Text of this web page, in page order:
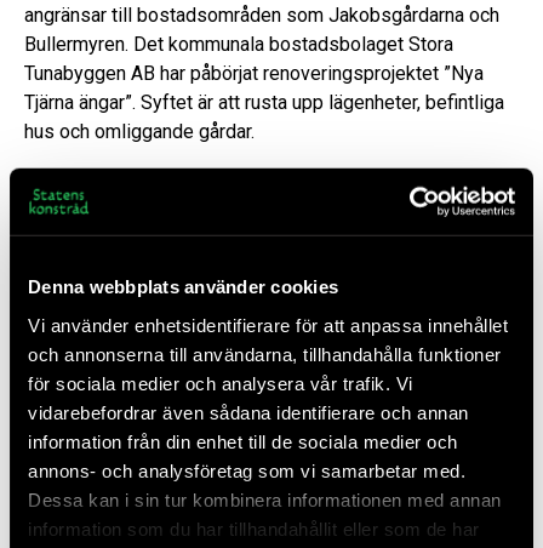
Denna webbplats använder cookies
Vi använder enhetsidentifierare för att anpassa innehållet
och annonserna till användarna, tillhandahålla funktioner
för sociala medier och analysera vår trafik. Vi
vidarebefordrar även sådana identifierare och annan
information från din enhet till de sociala medier och
annons- och analysföretag som vi samarbetar med.
Dessa kan i sin tur kombinera informationen med annan
information som du har tillhandahållit eller som de har
angränsar till bostadsområden som Jakobsgårdarna och
Bullermyren. Det kommunala bostadsbolaget Stora
Tunabyggen AB har påbörjat renoveringsprojektet ”Nya
Tjärna ängar”. Syftet är att rusta upp lägenheter, befintliga
hus och omliggande gårdar.
Borlänges plan- och markkontor arbetar med att ta fram
nya detaljplaner för Tjärna ängar. Planer finns för bland
annat en ny stadsdelspark och ett nytt torg. Kommunen